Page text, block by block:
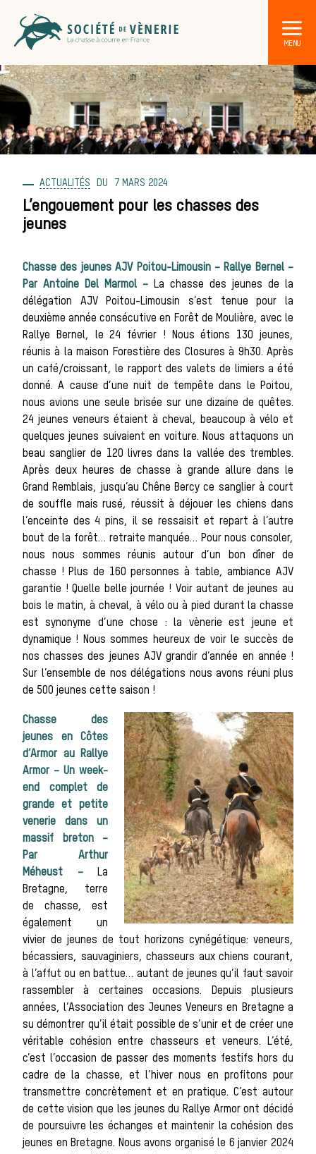
Les
Les
meute
Les
de
ACTUALITÉS 7 MARS 2024
L’engouement pour les chasses des
jeunes
Chasse des jeunes AJV Poitou-Limousin – Rallye Bernel –
Par Antoine Del Marmol – La chasse des jeunes de la
délégation AJV Poitou-Limousin s’est tenue pour la
deuxième année consécutive en Forêt de Moulière, avec le
Rallye Bernel, le 24 février ! Nous étions 130 jeunes,
réunis à la maison Forestière des Closures à 9h30. Après
un café/croissant, le rapport des valets de limiers a été
donné. A cause d’une nuit de tempête dans le Poitou,
nous avions une seule brisée sur une dizaine de quêtes.
24 jeunes veneurs étaient à cheval, beaucoup à vélo et
quelques jeunes suivaient en voiture. Nous attaquons un
beau sanglier de 120 livres dans la vallée des trembles.
Après deux heures de chasse à grande allure dans le
Grand Remblais, jusqu’au Chêne Bercy ce sanglier à court
de souffle mais rusé, réussit à déjouer les chiens dans
l’enceinte des 4 pins, il se ressaisit et repart à l’autre
bout de la forêt… retraite manquée… Pour nous consoler,
nous nous sommes réunis autour d’un bon dîner de
chasse ! Plus de 160 personnes à table, ambiance AJV
garantie ! Quelle belle journée ! Voir autant de jeunes au
bois le matin, à cheval, à vélo ou à pied durant la chasse
est synonyme d’une chose : la vènerie est jeune et
dynamique ! Nous sommes heureux de voir le succès de
nos chasses des jeunes AJV grandir d’année en année !
Sur l’ensemble de nos délégations nous avons réuni plus
de 500 jeunes cette saison !
Chasse des
jeunes en Côtes
d’Armor au Rallye
Armor – Un week-
end complet de
grande et petite
venerie dans un
massif breton –
Par Arthur
Méheust –
La
Bretagne, terre
de chasse, est
également un
vivier de jeunes de tout horizons cynégétique: veneurs,
bécassiers, sauvaginiers, chasseurs aux chiens courant,
à l’affut ou en battue… autant de jeunes qu’il faut savoir
rassembler à certaines occasions. Depuis plusieurs
années, l’Association des Jeunes Veneurs en Bretagne a
su démontrer qu’il était possible de s’unir et de créer une
véritable cohésion entre chasseurs et veneurs. L’été,
c’est l’occasion de passer des moments festifs hors du
cadre de la chasse, et l’hiver nous en profitons pour
transmettre concrètement et en pratique. C’est autour
de cette vision que les jeunes du Rallye Armor ont décidé
de poursuivre les échanges et maintenir la cohésion des
jeunes en Bretagne. Nous avons organisé le 6 janvier 2024